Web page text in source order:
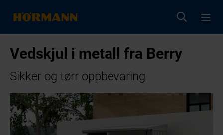
Vedskjul i metall fra Berry
Sikker og tørr oppbevaring